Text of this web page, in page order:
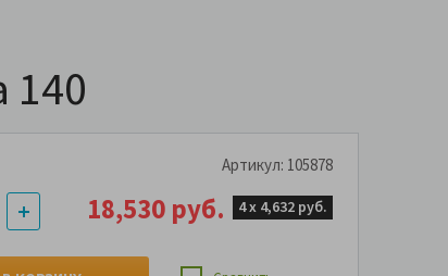
140
Артикул: 105878
18,530 руб. 4 х 4,632 руб.